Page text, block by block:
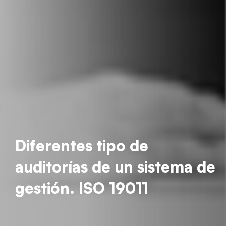
Diferentes tipo de
auditorías de un sistema de
gestión. ISO 19011